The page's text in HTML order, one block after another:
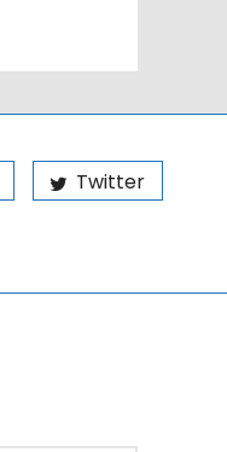
Twitter